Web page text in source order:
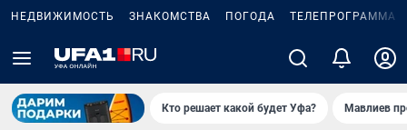
НЕДВИЖИМОСТЬ ЗНАКОМСТВА ПОГОДА ТЕЛЕПРОГРАММА
Кто решает какой будет Уфа? Мавлиев